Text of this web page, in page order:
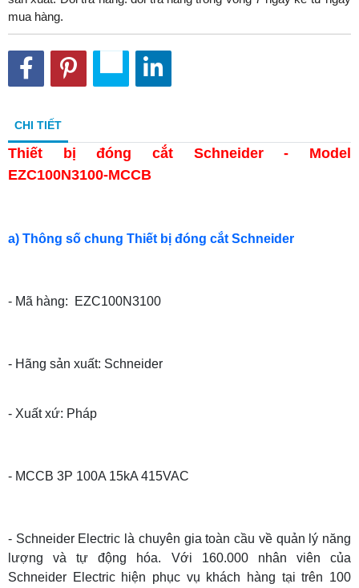
mua hàng.
CHI TIẾT
Thiết bị đóng cắt Schneider - Model
EZC100N3100-MCCB
a) Thông số chung Thiết bị đóng cắt Schneider
- Mã hàng: EZC100N3100
- Hãng sản xuất: Schneider
- Xuất xứ: Pháp
- MCCB 3P 100A 15kA 415VAC
- Schneider Electric là chuyên gia toàn cầu về quản lý năng
lượng và tự động hóa. Với 160.000 nhân viên của
Schneider Electric hiện phục vụ khách hàng tại trên 100